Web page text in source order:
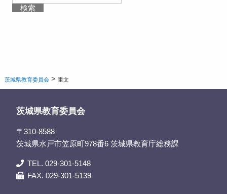
茨城県教育委員会 >重文
茨城県教育委員会
〒310-8588
茨城県水戸市笠原町978番6 茨城県教育庁総務課
TEL. 029-301-5148
FAX. 029-301-5139